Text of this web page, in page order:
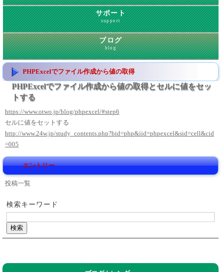
サポート
support
ブログ
blog
PHPExcelでファイル作成から値の取得
PHPExcelでファイル作成から値の取得とセルに値をセッ
トする
https://www.otwo.jp/blog/phpexcel/#step6
セルに値をセットする
http://www.24w.jp/study_contents.php?bid=php&iid=phpexcel&sid=cell&cid
=005
エントリー
投稿一覧
検索キーワード